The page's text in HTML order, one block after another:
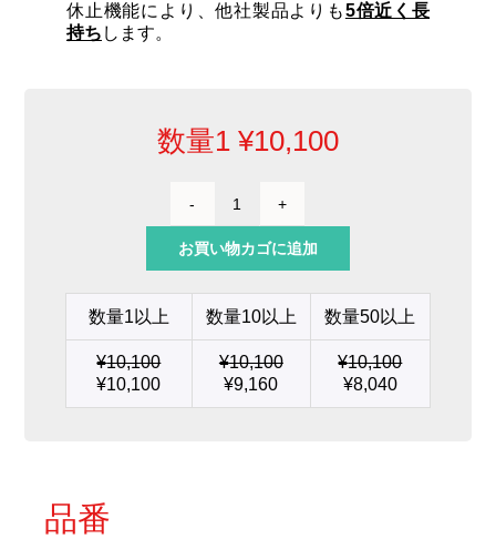
日本語
休止機能により、他社製品よりも5倍近く長
持ち します。
数量1 ¥10,100
カ
ト
ジ
カ
ッ
タ
ー
お買い物カゴに追加
数量1以上 数量10以上 数量50以上
¥10,100
¥10,100
¥10,100
¥9,160
¥10,100
¥8,040
品番